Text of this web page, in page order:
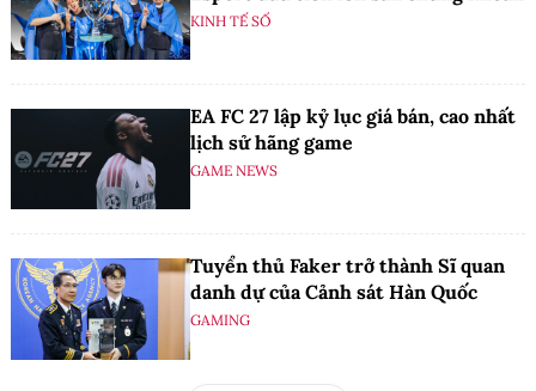
KINH TẾ SỐ
EA FC 27 lập kỷ lục giá bán, cao nhất
lịch sử hãng game
GAME NEWS
Tuyển thủ Faker trở thành Sĩ quan
danh dự của Cảnh sát Hàn Quốc
GAMING